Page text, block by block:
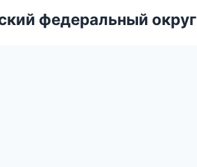
федеральный округ